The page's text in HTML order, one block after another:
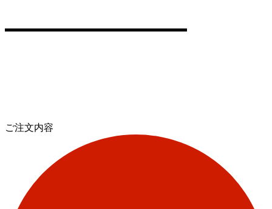
ご注文内容